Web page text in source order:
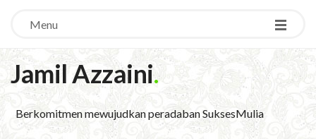
Menu
Jamil Azzaini.
Berkomitmen mewujudkan peradaban SuksesMulia